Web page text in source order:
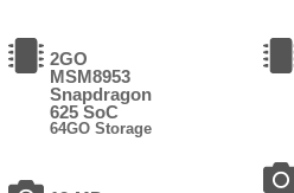
2GO
MSM8953
Snapdragon
625 SoC
64GO Storage